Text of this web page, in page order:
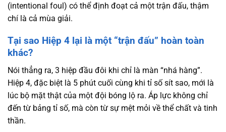
(intentional foul) có thể định đoạt cả một trận đấu, thậm
chí là cả mùa giải.
Tại sao Hiệp 4 lại là một “trận đấu” hoàn toàn
khác?
Nói thẳng ra, 3 hiệp đầu đôi khi chỉ là màn “nhá hàng”.
Hiệp 4, đặc biệt là 5 phút cuối cùng khi tỉ số sít sao, mới là
lúc bộ mặt thật của một đội bóng lộ ra. Áp lực không chỉ
đến từ bảng tỉ số, mà còn từ sự mệt mỏi về thể chất và tinh
thần.